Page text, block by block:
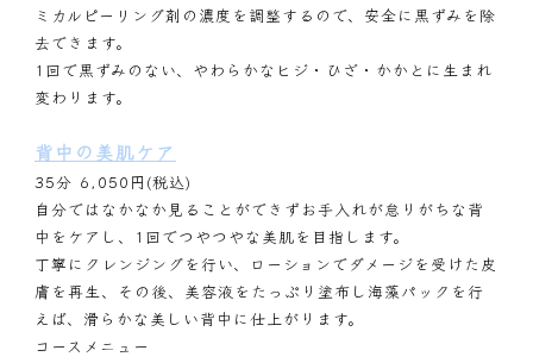
ミカルピーリング剤の濃度を調整するので、安全に黒ずみを除
去できます。
1回で黒ずみのない、やわらかなヒジ・ひざ・かかとに生まれ
変わります。
背中の美肌ケア
35分 6,050円(税込)
自分ではなかなか見ることができずお手入れが怠りがちな背
中をケアし、1回でつやつやな美肌を目指します。
丁寧にクレンジングを行い、ローションでダメージを受けた皮
膚を再生、その後、美容液をたっぷり塗布し海藻パックを行
えば、滑らかな美しい背中に仕上がります。
コースメニュー